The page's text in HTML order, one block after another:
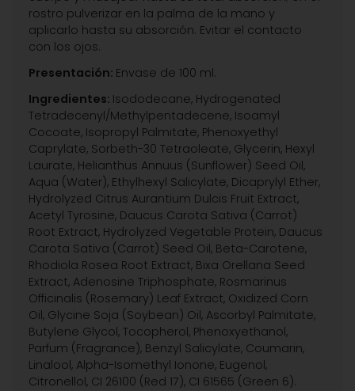
rostro pulverizar en la palma de la mano y
aplicarlo hasta su absorción. Evitar el contacto
con los ojos.
Presentación: Envase de 100 ml.
Ingredientes: Isododecane, Hydrogenated
Tetradecenyl/Methylpentadecene, Isoamyl
Cocoate, Isopropyl Palmitate, Phenoxyethyl
Caprylate, Sorbeth-30 Tetraoleate, Glycerin, Hexyl
Laurate, Helianthus Annuus (Sunflower) Seed Oil,
Aqua (Water), Ethylhexyl Salicylate, Dicaprylyl Ether,
Hydrolyzed Citrus Aurantium Dulcis Fruit Extract,
Acetyl Tyrosine, Daucus Carota Sativa (Carrot)
Root Extract, Hydrolyzed Vegetable Protein, Daucus
Carota Sativa (Carrot) Seed Oil, Beta-Carotene,
Rhodiola Rosea Root Extract, Bixa Orellana Seed
Extract, Adenosine Triphosphate, Rosmarinus
Officinalis (Rosemary) Leaf Extract, Oxidized Corn
Oil, Glycine Soja (Soybean) Oil, Ascorbyl Palmitate,
Butylene Glycol, Tocopherol, Phenoxyethanol,
Parfum (Fragrance), Benzyl Salicylate, Coumarin,
Linalool, Alpha-Isomethyl Ionone, Eugenol,
Citronellol, CI 26100 (Red 17), CI 61565 (Green 6).